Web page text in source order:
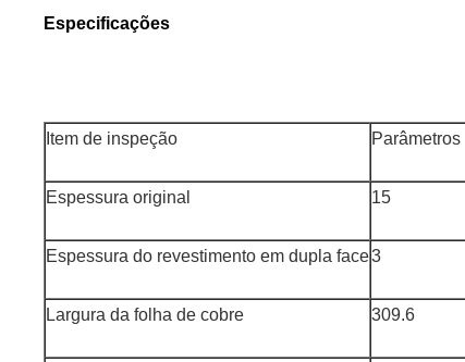
Especificações
Item de inspeção Parâmetros
Espessura original 15
Espessura do revestimento em dupla face3
Largura da folha de cobre 309.6